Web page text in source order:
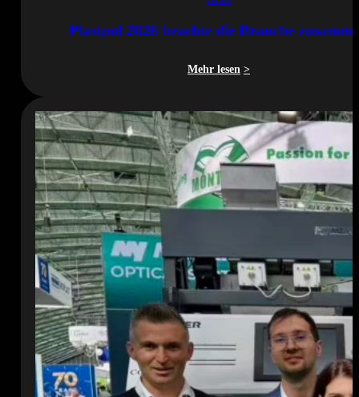
Plastpol 2026 brachte die Branche
Mehr lesen